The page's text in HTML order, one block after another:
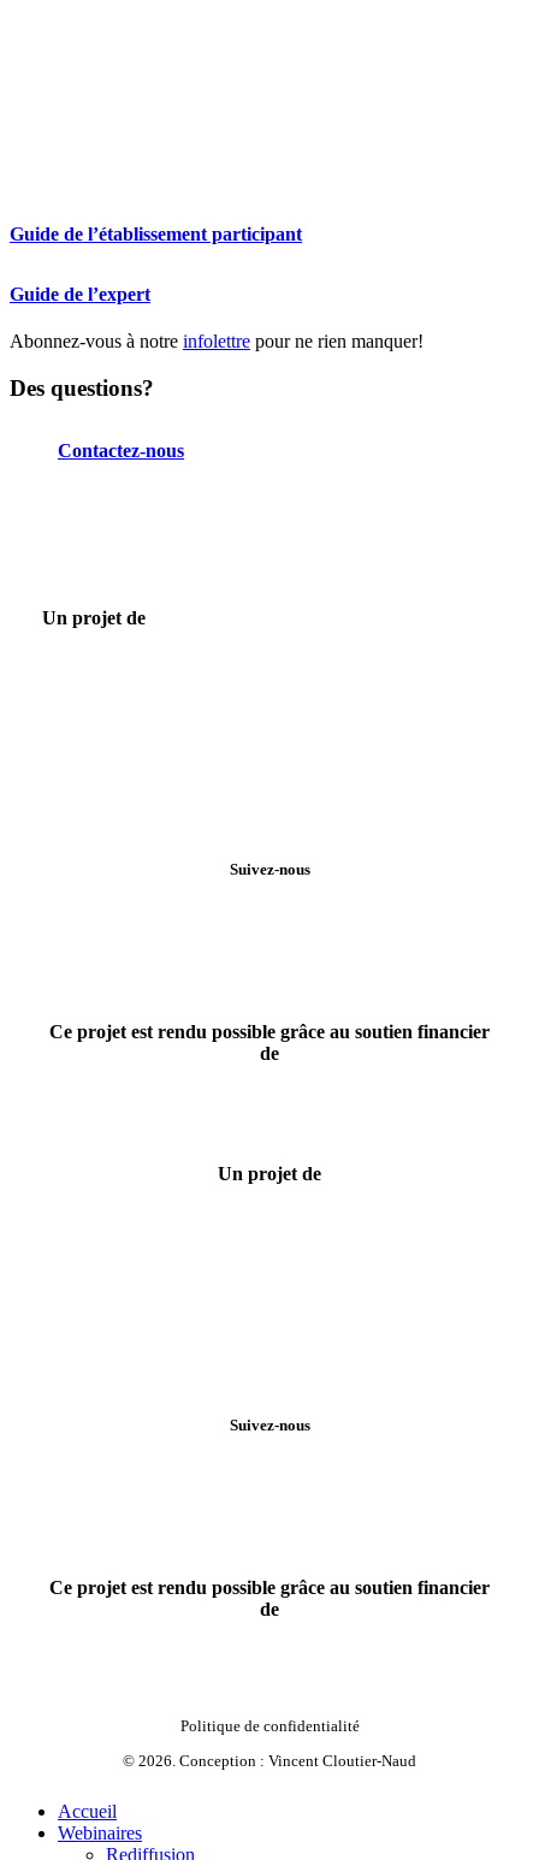
Guide de l’établissement participant
Guide de l’expert
Abonnez-vous à notre infolettre pour ne rien manquer!
Des questions?
Contactez-nous
Un projet de
Suivez-nous
Ce projet est rendu possible grâce au soutien financier
de
Un projet de
Suivez-nous
Ce projet est rendu possible grâce au soutien financier
de
Politique de confidentialité
© 2026. Conception : Vincent Cloutier-Naud
Close
Menu
Accueil
Webinaires
Rediffusion